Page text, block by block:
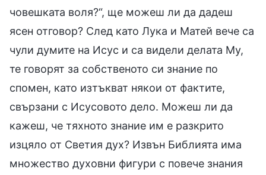
човешката воля?“, ще можеш ли да дадеш
ясен отговор? След като Лука и Матей вече са
чули думите на Исус и са видели делата Му,
те говорят за собственото си знание по
спомен, като изтъкват някои от фактите,
свързани с Исусовото дело. Можеш ли да
кажеш, че тяхното знание им е разкрито
изцяло от Светия дух? Извън Библията има
множество духовни фигури с повече знания